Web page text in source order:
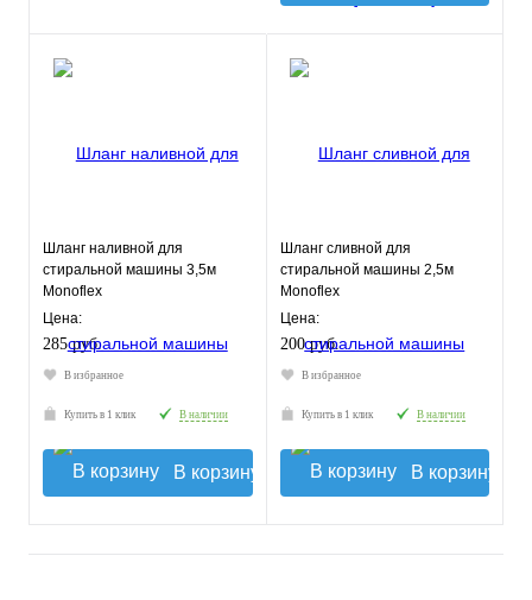
Шланг наливной для
стиральной машины 3,5м
Monoflex
Цена:
285 руб.
В избранное
Купить в 1 клик В наличии
В корзину
Шланг сливной для
стиральной машины 2,5м
Monoflex
Цена:
200 руб.
В избранное
Купить в 1 клик В наличии
В корзину